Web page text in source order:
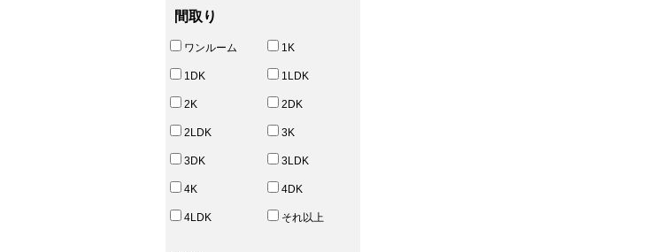
間取り
ワンルーム 1K
1DK 1LDK
2K 2DK
2LDK 3K
3DK 3LDK
4K 4DK
4LDK それ以上